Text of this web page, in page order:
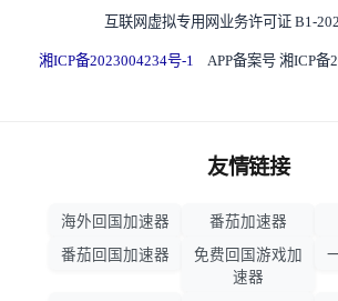
互联网虚拟专用网业务许可证 B1-
湘ICP备2023004234号-1 APP备案号 湘ICP备
友情链接
海外回国加速器 番茄加速器
番茄回国加速器
免费回国游戏加
速器